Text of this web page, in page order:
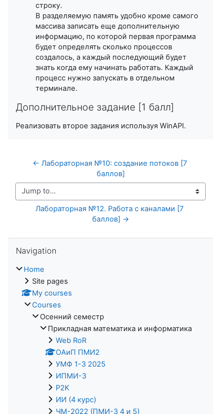
строку.
В разделяемую память удобно кроме самого
массива записать еще дополнительную
информацию, по которой первая программа
будет определять сколько процессов
создалось, а каждый последующий будет
знать когда ему начинать работать. Каждый
процесс нужно запускать в отдельном
терминале.
Дополнительное задание [1 балл]
Реализовать второе задания используя WinAPI.
← Лабораторная №10: создание потоков [7
баллов]
Jump to...
Лабораторная №12. Работа с каналами [7
баллов] →
Navigation
Home
Site pages
My courses
Courses
Осенний семестр
Прикладная математика и информатика
Web RoR
ОАиП ПМИ2
УМФ 1-3 2025
ИПМИ-3
P2K
ИИ (4 курс)
ЧМ-2022 (ПМИ-3 4 и 5)